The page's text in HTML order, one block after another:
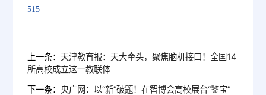
515
上一条： 天津教育报：天大牵头，聚焦脑机接口！全国14
所高校成立这一教联体
下一条：央广网：以“新”破题！在智博会高校展台“鉴宝”